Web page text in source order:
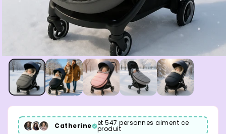
Catherine et 547 personnes aiment ce
produit